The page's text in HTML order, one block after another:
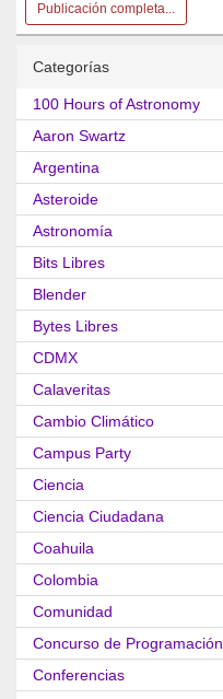
Publicación completa...
Categorías
100 Hours of Astronomy
Aaron Swartz
Argentina
Asteroide
Astronomía
Bits Libres
Blender
Bytes Libres
CDMX
Calaveritas
Cambio Climático
Campus Party
Ciencia
Ciencia Ciudadana
Coahuila
Colombia
Comunidad
Concurso de Programación
Conferencias